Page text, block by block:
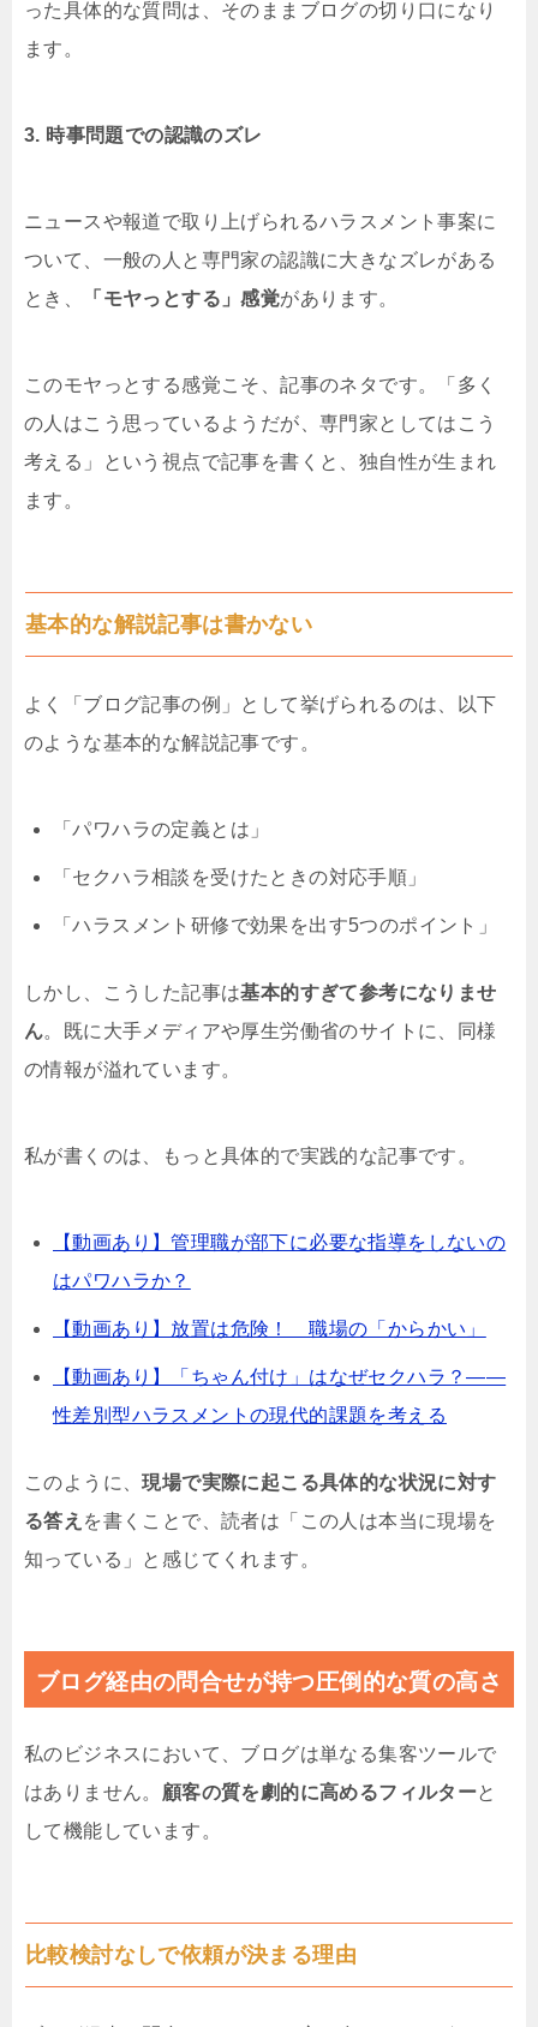
った具体的な質問は、そのままブログの切り口になり
ます。
3. 時事問題での認識のズレ
ニュースや報道で取り上げられるハラスメント事案に
ついて、一般の人と専門家の認識に大きなズレがある
とき、
「モヤっとする」感覚があります。
このモヤっとする感覚こそ、記事のネタです。「多く
の人はこう思っているようだが、専門家としてはこう
考える」という視点で記事を書くと、独自性が生まれ
ます。
基本的な解説記事は書かない
よく「ブログ記事の例」として挙げられるのは、以下
のような基本的な解説記事です。
「パワハラの定義とは」
「セクハラ相談を受けたときの対応手順」
「ハラスメント研修で効果を出す5つのポイント」
しかし、こうした記事は基本的すぎて参考になりませ
ん。既に大手メディアや厚生労働省のサイトに、同様
の情報が溢れています。
私が書くのは、もっと具体的で実践的な記事です。
【動画あり】管理職が部下に必要な指導をしないの
はパワハラか？
【動画あり】放置は危険！ 職場の「からかい」
【動画あり】「ちゃん付け」はなぜセクハラ？――
性差別型ハラスメントの現代的課題を考える
このように、現場で実際に起こる具体的な状況に対す
る答え を書くことで、読者は「この人は本当に現場を
知っている」と感じてくれます。
ブログ経由の問合せが持つ圧倒的な質の高さ
私のビジネスにおいて、ブログは単なる集客ツールで
はありません。 顧客の質を劇的に高めるフィルターと
して機能しています。
比較検討なしで依頼が決まる理由